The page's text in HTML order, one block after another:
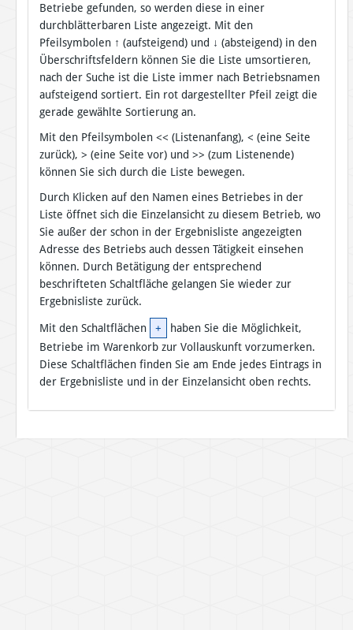
Betriebe gefunden, so werden diese in einer
durchblätterbaren Liste angezeigt. Mit den
Pfeilsymbolen ↑ (aufsteigend) und ↓ (absteigend) in den
Überschriftsfeldern können Sie die Liste umsortieren,
nach der Suche ist die Liste immer nach Betriebsnamen
aufsteigend sortiert. Ein rot dargestellter Pfeil zeigt die
gerade gewählte Sortierung an.
Mit den Pfeilsymbolen << (Listenanfang), < (eine Seite
zurück), > (eine Seite vor) und >> (zum Listenende)
können Sie sich durch die Liste bewegen.
Durch Klicken auf den Namen eines Betriebes in der
Liste öffnet sich die Einzelansicht zu diesem Betrieb, wo
Sie außer der schon in der Ergebnisliste angezeigten
Adresse des Betriebs auch dessen Tätigkeit einsehen
können. Durch Betätigung der entsprechend
beschrifteten Schaltfläche gelangen Sie wieder zur
Ergebnisliste zurück.
Mit den Schaltflächen +
haben Sie die Möglichkeit,
Betriebe im Warenkorb zur Vollauskunft vorzumerken.
Diese Schaltflächen finden Sie am Ende jedes Eintrags in
der Ergebnisliste und in der Einzelansicht oben rechts.